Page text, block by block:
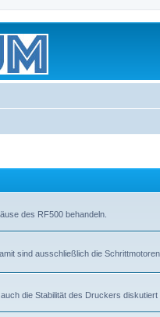
des RF500 behandeln.
sind ausschließlich die Schrittmotoren,
die Stabilität des Druckers diskutiert